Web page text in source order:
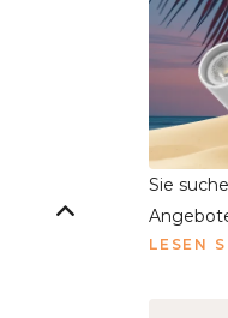
Sie
LESEN